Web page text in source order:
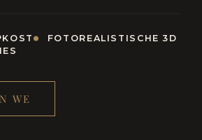
FOTOREALISTISCHE 3D
WE